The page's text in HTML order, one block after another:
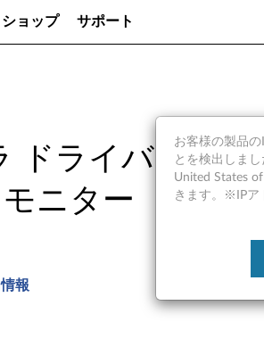
ショップ サポート
ドライバー
ニター
報
お客様の製品
とを検出しま
United States
きます。※IPア